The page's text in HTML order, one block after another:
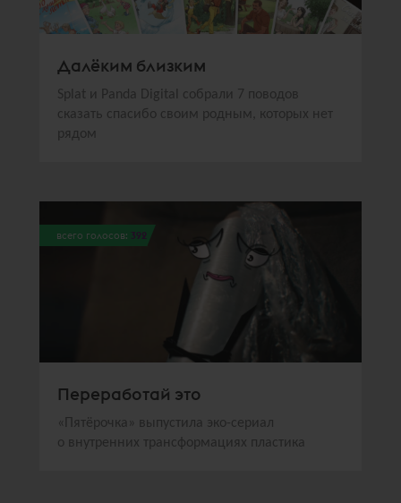
Далёким близким
Splat и Panda Digital собрали 7 поводов
сказать спасибо своим родным, которых нет
рядом
всего голосов: 392
Переработай это
«Пятёрочка» выпустила эко-сериал
о внутренних трансформациях пластика